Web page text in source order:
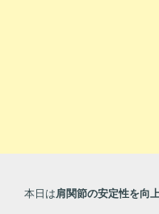
本日は 肩関節の安定性を向